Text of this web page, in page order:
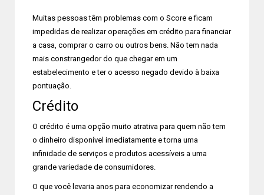
Muitas pessoas têm problemas com o Score e ficam
impedidas de realizar operações em crédito para financiar
a casa, comprar o carro ou outros bens. Não tem nada
mais constrangedor do que chegar em um
estabelecimento e ter o acesso negado devido à baixa
pontuação.
Crédito
O crédito é uma opção muito atrativa para quem não tem
o dinheiro disponível imediatamente e torna uma
infinidade de serviços e produtos acessíveis a uma
grande variedade de consumidores.
O que você levaria anos para economizar rendendo a